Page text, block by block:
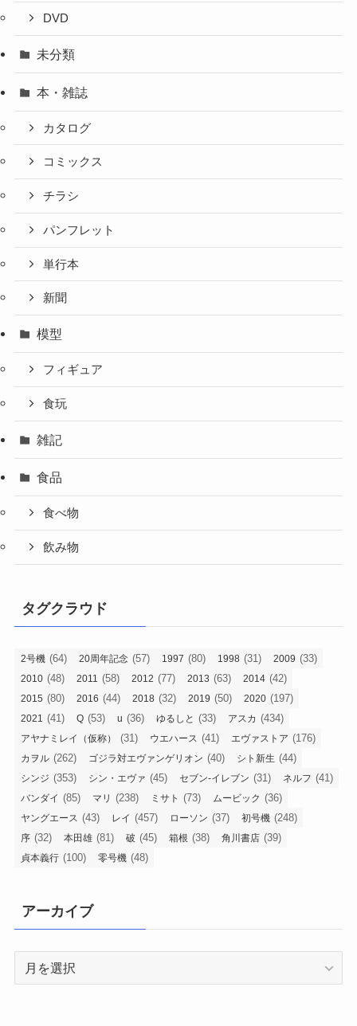
DVD
未分類
本・雑誌
カタログ
コミックス
チラシ
パンフレット
単行本
新聞
模型
フィギュア
食玩
雑記
食品
食べ物
飲み物
タグクラウド
2号機 (64) 20周年記念 (57) 1997 (80) 1998 (31) 2009 (33)
2010 (48) 2011 (58) 2012 (77) 2013 (63) 2014 (42)
2015 (80) 2016 (44) 2018 (32) 2019 (50) 2020 (197)
2021 (41) Q (53) u (36) ゆるしと (33) アスカ (434)
アヤナミレイ（仮称） (31) ウエハース (41) エヴァストア (176)
カヲル (262) ゴジラ対エヴァンゲリオン (40) シト新生 (44)
シンジ (353) シン・エヴァ (45) セブン-イレブン (31) ネルフ (41)
バンダイ (85) マリ (238) ミサト (73) ムービック (36)
ヤングエース (43) レイ (457) ローソン (37) 初号機 (248)
序 (32) 本田雄 (81) 破 (45) 箱根 (38) 角川書店 (39)
貞本義行 (100) 零号機 (48)
アーカイブ